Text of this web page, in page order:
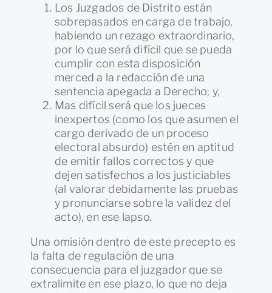
Los Juzgados de Distrito están
sobrepasados en carga de trabajo,
habiendo un rezago extraordinario,
por lo que será difícil que se pueda
cumplir con esta disposición
merced a la redacción de una
sentencia apegada a Derecho; y,
Mas difícil será que los jueces
inexpertos (como los que asumen el
cargo derivado de un proceso
electoral absurdo) estén en aptitud
de emitir fallos correctos y que
dejen satisfechos a los justiciables
(al valorar debidamente las pruebas
y pronunciarse sobre la validez del
acto), en ese lapso.
Una omisión dentro de este precepto es
la falta de regulación de una
consecuencia para el juzgador que se
extralimite en ese plazo, lo que no deja